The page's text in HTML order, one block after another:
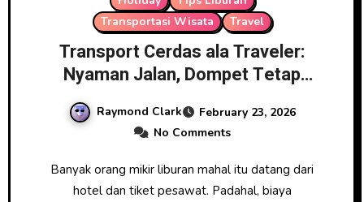
Transportasi Wisata
Travel
Transport Cerdas ala Traveler:
Nyaman Jalan, Dompet Tetap
Raymond Clark
February 23, 2026
No Comments
Banyak orang mikir liburan mahal itu datang dari
hotel dan tiket pesawat. Padahal, biaya